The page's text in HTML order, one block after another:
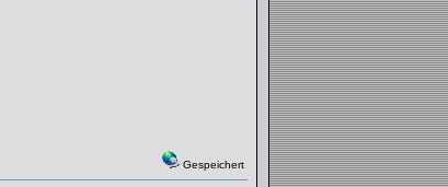
Gespeichert